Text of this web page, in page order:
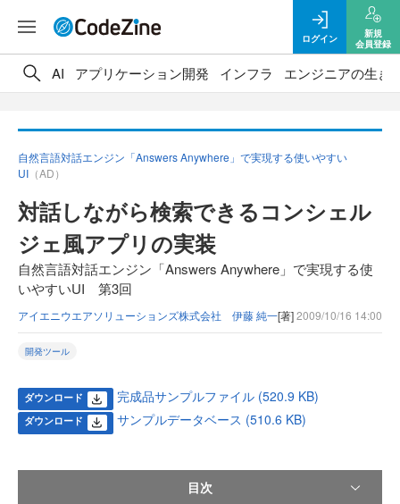
ログイン
新規
会員登録
AI アプリケーション開発 インフラ エンジニアの生き
自然言語対話エンジン「Answers Anywhere」で実現する使いやすい
UI （AD）
対話しながら検索できるコンシェル
ジェ風アプリの実装
自然言語対話エンジン「Answers Anywhere」で実現する使
いやすいUI 第3回
アイエニウエアソリューションズ株式会社 伊藤 純一[著]2009/10/16 14:00
開発ツール
ダウンロード 完成品サンプルファイル (520.9 KB)
ダウンロード サンプルデータベース (510.6 KB)
目次